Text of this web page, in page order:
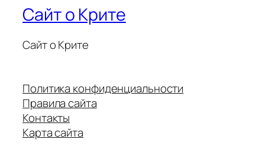
Сайт о Крите
Сайт о Крите
Политика конфиденциальности
Правила сайта
Контакты
Карта сайта